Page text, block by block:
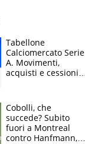
Tabellone
Calciomercato Serie
A. Movimenti,
acquisti e cessioni:
Cobolli, che
succede? Subito
fuori a Montreal
contro Hanfmann,